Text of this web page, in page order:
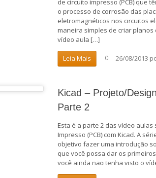
de circuito impresso (PCB) que
o processo de corrosão das
eletromagnéticos nos circuitos
maneira simples de criar
vídeo aula […]
Leia Mais 0 26/08/2013
Kicad – Projeto/
Parte 2
Esta é a parte 2 das vídeo
Impresso (PCB) com Kicad. A
objetivo fazer uma introdução
que você possa dar os
você ainda não tenha visto o